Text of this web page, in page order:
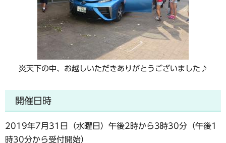
炎天下の中、お越しいただきありがとうございました♪
開催日時
2019年7月31日（水曜日）午後2時から3時30分（午後1
時30分から受付開始）